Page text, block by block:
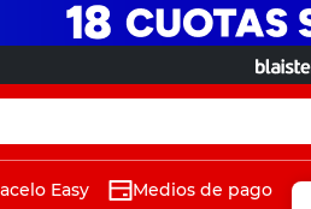
Easy Medios de pago